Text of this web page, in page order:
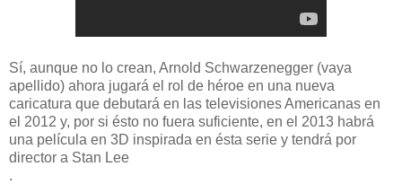
Sí, aunque no lo crean, Arnold Schwarzenegger (vaya
apellido) ahora jugará el rol de héroe en una nueva
caricatura que debutará en las televisiones Americanas en
el 2012 y, por si ésto no fuera suficiente, en el 2013 habrá
una película en 3D inspirada en ésta serie y tendrá por
director a Stan Lee
.